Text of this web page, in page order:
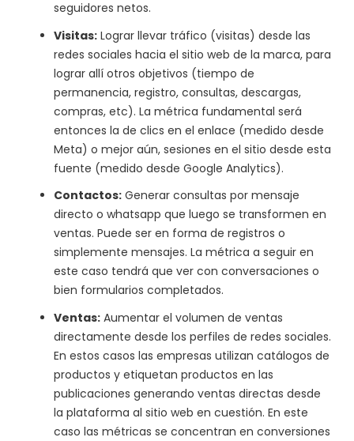
seguidores netos.
Visitas: Lograr llevar tráfico (visitas) desde las
redes sociales hacia el sitio web de la marca, para
lograr allí otros objetivos (tiempo de
permanencia, registro, consultas, descargas,
compras, etc). La métrica fundamental será
entonces la de clics en el enlace (medido desde
Meta) o mejor aún, sesiones en el sitio desde esta
fuente (medido desde Google Analytics).
Contactos: Generar consultas por mensaje
directo o whatsapp que luego se transformen en
ventas. Puede ser en forma de registros o
simplemente mensajes. La métrica a seguir en
este caso tendrá que ver con conversaciones o
bien formularios completados.
Ventas: Aumentar el volumen de ventas
directamente desde los perfiles de redes sociales.
En estos casos las empresas utilizan catálogos de
productos y etiquetan productos en las
publicaciones generando ventas directas desde
la plataforma al sitio web en cuestión. En este
caso las métricas se concentran en conversiones